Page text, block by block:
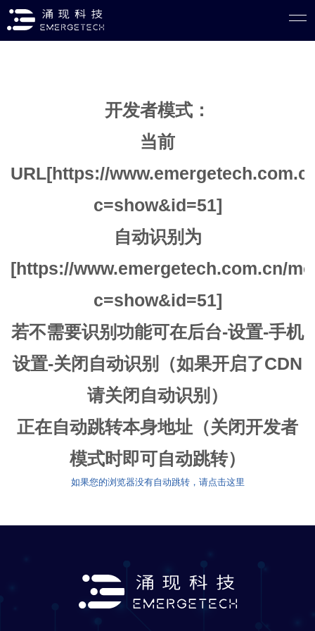
开发者模式：
当前
URL[https://
c=show&id=51]
自动识别为
[https://www.emergetech.com.cn/
c=show&id=51]
若不需要识别功能可在后台-设置-手机
设置-关闭自动识别（如果开启了CDN
请关闭自动识别）
正在自动跳转本身地址（关闭开发者
模式时即可自动跳转）
如果您的浏览器没有自动跳转，请点击这里